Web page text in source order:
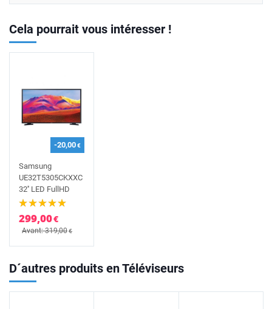
Cela pourrait vous intéresser !
-20,00€
Samsung
UE32T5305CKXXC
32'' LED FullHD
299,00€
Avant: 319,00€
D´autres produits en Téléviseurs